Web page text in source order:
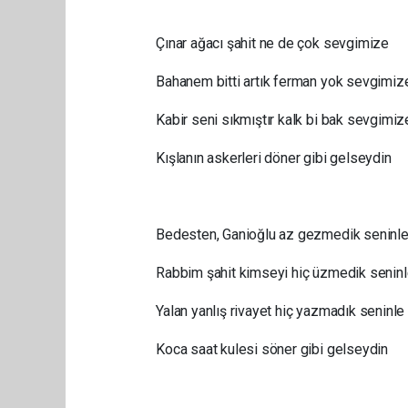
Çınar ağacı şahit ne de çok sevgimize
Bahanem bitti artık ferman yok
Kabir seni sıkmıştır kalk bi bak
Kışlanın askerleri döner gibi gelseydin
Bedesten, Ganioğlu az gezmedik seninle
Rabbim şahit kimseyi hiç üzmedik
Yalan yanlış rivayet hiç yazmadık seninle
Koca saat kulesi söner gibi gelseydin